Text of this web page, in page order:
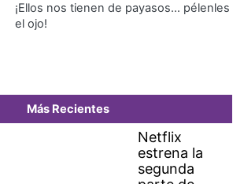
¡Ellos nos tienen de payasos… pélenles
el ojo!
Más Recientes
Netflix
estrena la
segunda